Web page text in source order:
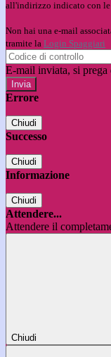
all'indirizzo indicato con le
Non hai una e-mail
tramite la Login Spaggiari
E-mail inviata, si prega
Errore
Chiudi
Successo
Chiudi
Informazione
Chiudi
Attendere...
Attendere il
Chiudi